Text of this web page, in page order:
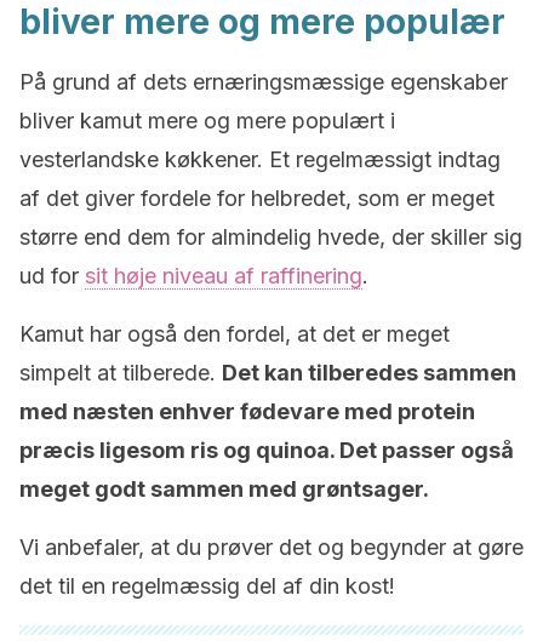
bliver mere og mere populær
På grund af dets ernæringsmæssige egenskaber
bliver kamut mere og mere populært i
vesterlandske køkkener. Et regelmæssigt indtag
af det giver fordele for helbredet, som er meget
større end dem for almindelig hvede, der skiller sig
ud for sit høje niveau af raffinering.
Kamut har også den fordel, at det er meget
simpelt at tilberede. Det kan tilberedes sammen
med næsten enhver fødevare med protein
præcis ligesom ris og quinoa. Det passer også
meget godt sammen med grøntsager.
Vi anbefaler, at du prøver det og begynder at gøre
det til en regelmæssig del af din kost!